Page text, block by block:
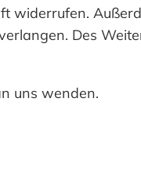
widerrufen.
Des
uns wenden.